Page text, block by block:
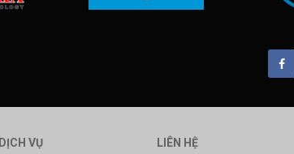
DỊCH VỤ LIÊN HỆ